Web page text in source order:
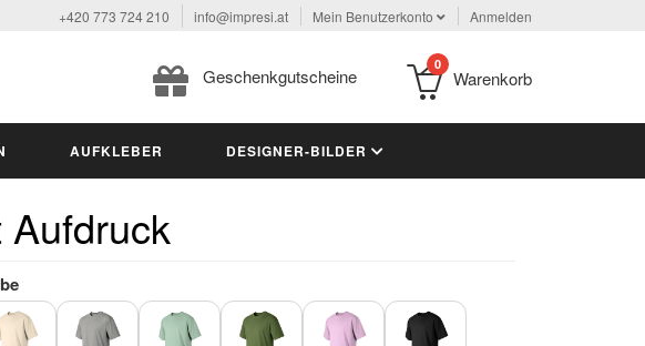
+420 773 724 210 info@impresi.at Mein Benutzerkonto Anmelden
Geschenkgutscheine
0
Warenkorb
AUFKLEBER DESIGNER-BILDER
Aufdruck